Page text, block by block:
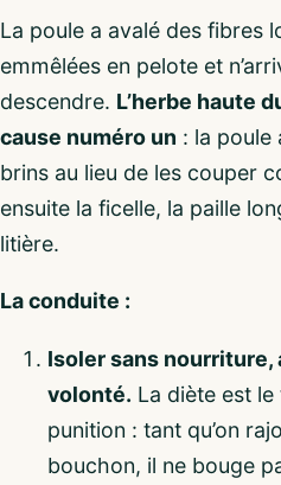
La poule a avalé des fibres
emmêlées en pelote et
descendre. L’herbe haute
cause numéro un : la poule
brins au lieu de les couper
ensuite la ficelle, la paille
litière.
La conduite :
Isoler sans nourriture,
volonté. La diète est
punition : tant qu’on
bouchon, il ne bouge